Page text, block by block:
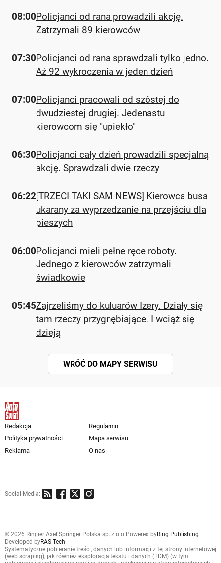
08:00Policjanci od rana prowadzili akcję.
Zatrzymali 89 kierowców
07:30Policjanci od rana sprawdzali tylko jedno.
Aż 92 wykroczenia w jeden dzień
07:00Policjanci pracowali od szóstej do
dwudziestej drugiej. Jedenastu
kierowcom się "upiekło"
06:30Policjanci cały dzień prowadzili specjalną
akcję. Sprawdzali dwie rzeczy
06:22[TRZECI TAKI SAM NEWS] Kierowca busa
ukarany za wyprzedzanie na przejściu dla
pieszych
06:00Policjanci mieli pełne ręce roboty.
Jednego z kierowców zatrzymali
świadkowie
05:45Zajrzeliśmy do kuluarów Izery. Działy się
tam rzeczy przygnębiające. I wciąż się
dzieją
WRÓĆ DO MAPY SERWISU
Redakcja
Regulamin
Polityka prywatności
Mapa serwisu
Reklama
O nas
Social Media:
© 2026 Ringier Axel Springer Polska sp. z o.o. Powered byRing Publishing
Developed byRAS Tech
Systematyczne pobieranie treści, danych lub informacji z tej strony internetowej
(web scraping), jak również eksploracja tekstu i danych (TDM) (w tym